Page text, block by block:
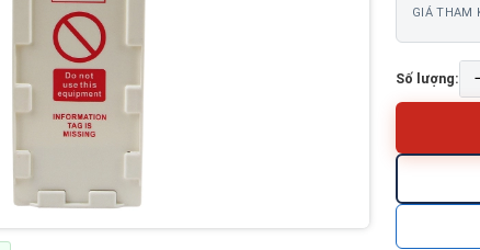
GIÁ THAM
Số lượng: